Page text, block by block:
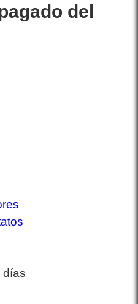
del